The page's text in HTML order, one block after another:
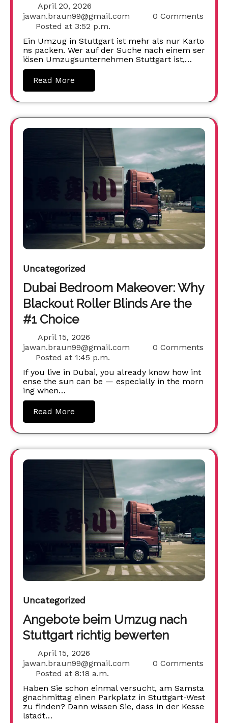
April 20, 2026
jawan.braun99@gmail.com
0 Comments
Posted at 3:52 p.m.
Ein Umzug in Stuttgart ist mehr als nur Karto
ns packen. Wer auf der Suche nach einem ser
iösen Umzugsunternehmen Stuttgart ist,…
Read More
Uncategorized
Dubai Bedroom Makeover: Why
Blackout Roller Blinds Are the
#1 Choice
April 15, 2026
jawan.braun99@gmail.com
0 Comments
Posted at 1:45 p.m.
If you live in Dubai, you already know how int
ense the sun can be — especially in the morn
ing when…
Read More
Uncategorized
Angebote beim Umzug nach
Stuttgart richtig bewerten
April 15, 2026
jawan.braun99@gmail.com
0 Comments
Posted at 8:18 a.m.
Haben Sie schon einmal versucht, am Samsta
gnachmittag einen Parkplatz in Stuttgart-West
zu finden? Dann wissen Sie, dass in der Kesse
lstadt…